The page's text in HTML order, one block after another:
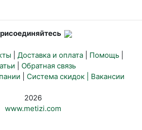
Доставка и оплата Помощь
Обратная связь
Система скидок | Вакансии
2026
www.metizi.com